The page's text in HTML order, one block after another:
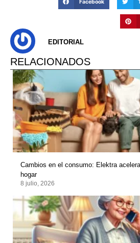
Facebook
EDITORIAL
RELACIONADOS
Cambios en el consumo: Elektra
hogar
8 julio, 2026